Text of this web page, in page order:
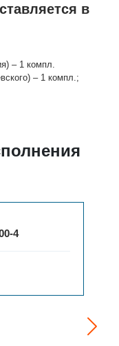
в
– 1 компл.
– 1 компл.;
4